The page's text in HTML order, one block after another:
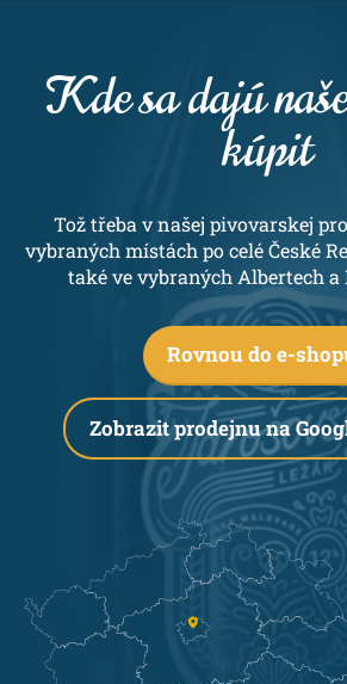
Kde sa dajú
kúpit
Tož třeba v našej pivovarskej
vybraných místách po celé České
také ve vybraných Albertech
Rovnou do e-
Zobrazit prodejnu na